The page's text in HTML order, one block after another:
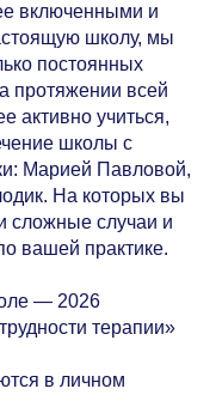
включенными и
школу, мы
постоянных
протяжении всей
активно учиться,
школы с
Марией Павловой,
На которых вы
сложные случаи и
вашей практике.
— 2026
терапии»
в личном